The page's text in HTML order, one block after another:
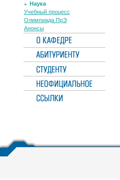
Наука
Учебный процесс
Олимпиада ПрЭ
Анонсы